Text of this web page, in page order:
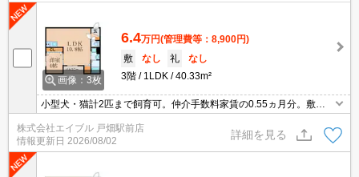
画像：3枚
6.4万円(管理費等：8,900円)
敷
なし 礼
なし
3階
1LDK 40.33m²
小型犬・猫計2匹まで飼育可。仲介手数料家賃の0.55ヵ月分。敷
金・礼金なし。インターネット無料。オートロック。宅配ボックス
あり。浴室換気乾燥式。
株式会社エイブル 戸畑駅前店
情報更新日 2026/08/02
詳細を見る